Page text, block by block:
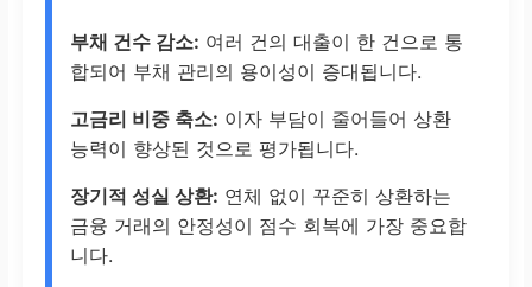
부채 건수 감소: 여러 건의 대출이 한 건으로 통
합되어 부채 관리의 용이성이 증대됩니다.
고금리 비중 축소: 이자 부담이 줄어들어 상환
능력이 향상된 것으로 평가됩니다.
장기적 성실 상환: 연체 없이 꾸준히 상환하는
금융 거래의 안정성이 점수 회복에 가장 중요합
니다.